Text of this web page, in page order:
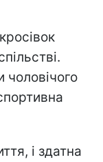
і здатна